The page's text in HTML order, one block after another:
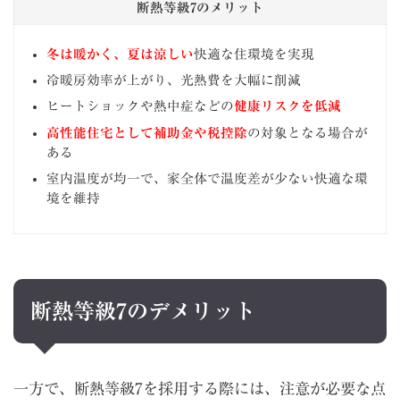
断熱等級7のメリット
冬は暖かく、夏は涼しい快適な住環境を実現
冷暖房効率が上がり、光熱費を大幅に削減
ヒートショックや熱中症などの健康リスクを低減
高性能住宅として補助金や税控除の対象となる場合が
ある
室内温度が均一で、家全体で温度差が少ない快適な環
境を維持
断熱等級7のデメリット
一方で、断熱等級7を採用する際には、注意が必要な点